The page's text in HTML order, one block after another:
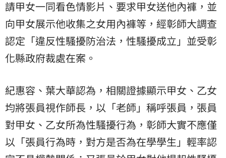
請甲女一同看色情影片、要求甲女送他內褲，並
向甲女展示他收集之女用內褲等，經彰師大調查
認定「違反性騷擾防治法，性騷擾成立」並受彰
化縣政府裁處在案。
紀惠容、葉大華認為，相關證據顯示甲女、乙女
均將張員視作師長，以「老師」稱呼張員，張員
對甲女、乙女所為性騷擾行為，彰師大實不應僅
以「張員行為時，對方是否為在學學生」輕率認